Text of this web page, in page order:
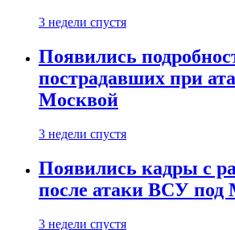
3 недели спустя
Появились
пострадавших при
Москвой
3 недели спустя
Появились кадры с
после атаки ВСУ под
3 недели спустя